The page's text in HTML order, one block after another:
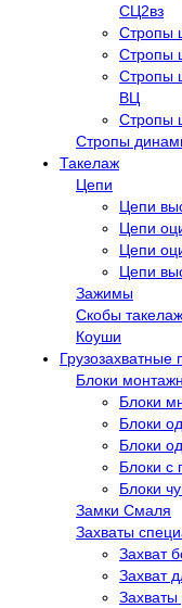
СЦ2вз
Стропы
Стропы
Стропы
ВЦ
Стропы
Стропы
Такелаж
Цепи
Цепи
Цепи
Цепи
Цепи
Зажимы
Скобы
Коуши
Грузозахватные
Блоки
Блоки
Блоки
Блоки
Блоки с
Блоки
Замки Смаля
Захваты
Захват
Захват
Захваты